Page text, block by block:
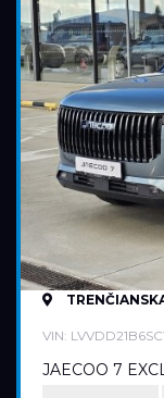
VIN:
JAECOO 7